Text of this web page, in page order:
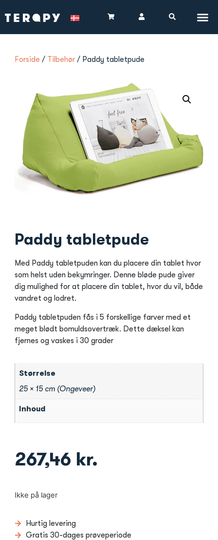
Forside / Tilbehør / Paddy tabletpude
Paddy tabletpude
Med Paddy tabletpuden kan du placere din tablet hvor
som helst uden bekymringer. Denne bløde pude giver
dig mulighed for at placere din tablet, hvor du vil, både
vandret og lodret.
Paddy tabletpuden fås i 5 forskellige farver med et
meget blødt bomuldsovertræk. Dette dæksel kan
fjernes og vaskes i 30 grader
Størrelse
25 × 15 cm (Ongeveer)
Inhoud
267,46 kr.
Ikke på lager
Hurtig levering
Gratis 30-dages prøveperiode